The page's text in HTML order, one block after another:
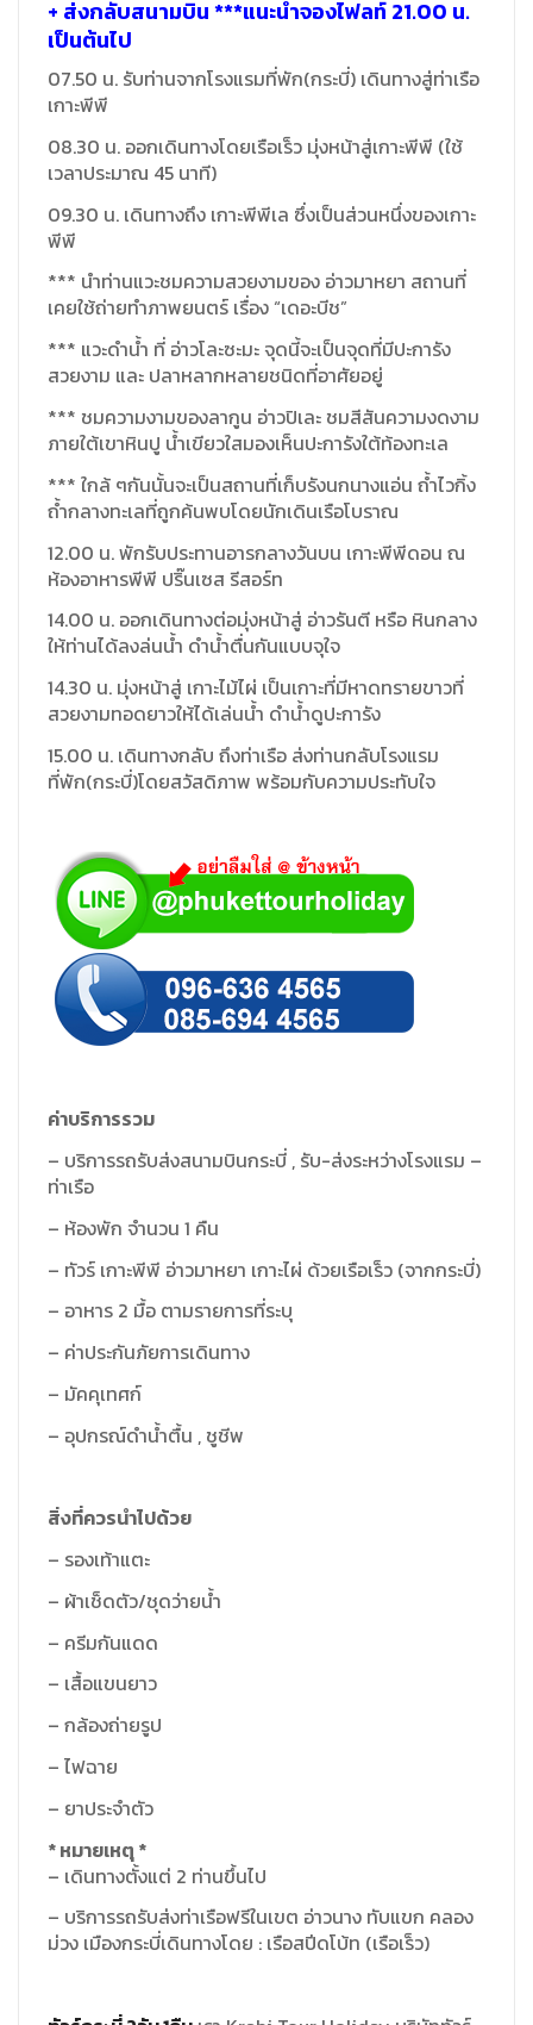
+ ส่งกลับสนามบิน ***แนะนำจองไฟลท์ 21.00 น.
เป็นต้นไป
07.50 น. รับท่านจากโรงแรมที่พัก(กระบี่) เดินทางสู่ท่าเรือ
เกาะพีพี
08.30 น. ออกเดินทางโดยเรือเร็ว มุ่งหน้าสู่เกาะพีพี (ใช้
เวลาประมาณ 45 นาที)
09.30 น. เดินทางถึง เกาะพีพีเล ซึ่งเป็นส่วนหนึ่งของเกาะ
พีพี
*** นำท่านแวะชมความสวยงามของ อ่าวมาหยา สถานที่
เคยใช้ถ่ายทำภาพยนตร์ เรื่อง “เดอะบีช”
*** แวะดำน้ำ ที่ อ่าวโละซะมะ จุดนี้จะเป็นจุดที่มีปะการัง
สวยงาม และ ปลาหลากหลายชนิดที่อาศัยอยู่
*** ชมความงามของลากูน อ่าวปิเละ ชมสีสันความงดงาม
ภายใต้เขาหินปู น้ำเขียวใสมองเห็นปะการังใต้ท้องทะเล
*** ใกล้ ๆกันนั้นจะเป็นสถานที่เก็บรังนกนางแอ่น ถ้ำไวกิ้ง
ถ้ำกลางทะเลที่ถูกค้นพบโดยนักเดินเรือโบราณ
12.00 น. พักรับประทานอารกลางวันบน เกาะพีพีดอน ณ
ห้องอาหารพีพี ปริ๊นเซส รีสอร์ท
14.00 น. ออกเดินทางต่อมุ่งหน้าสู่ อ่าวรันตี หรือ หินกลาง
ให้ท่านได้ลงล่นน้ำ ดำน้ำตื่นกันแบบจุใจ
14.30 น. มุ่งหน้าสู่ เกาะไม้ไผ่ เป็นเกาะที่มีหาดทรายขาวที่
สวยงามทอดยาวให้ได้เล่นน้ำ ดำน้ำดูปะการัง
15.00 น. เดินทางกลับ ถึงท่าเรือ ส่งท่านกลับโรงแรม
ที่พัก(กระบี่)โดยสวัสดิภาพ พร้อมกับความประทับใจ
ค่าบริการรวม
– บริการรถรับส่งสนามบินกระบี่ , รับ-ส่งระหว่างโรงแรม –
ท่าเรือ
– ห้องพัก จำนวน 1 คืน
– ทัวร์ เกาะพีพี อ่าวมาหยา เกาะไผ่ ด้วยเรือเร็ว (จากกระบี่)
– อาหาร 2 มื้อ ตามรายการที่ระบุ
– ค่าประกันภัยการเดินทาง
– มัคคุเทศก์
– อุปกรณ์ดำน้ำตื้น , ชูชีพ
สิ่งที่ควรนำไปด้วย
– รองเท้าแตะ
– ผ้าเช็ดตัว/ชุดว่ายน้ำ
– ครีมกันแดด
– เสื้อแขนยาว
– กล้องถ่ายรูป
– ไฟฉาย
– ยาประจำตัว
* หมายเหตุ *
– เดินทางตั้งแต่ 2 ท่านขึ้นไป
– บริการรถรับส่งท่าเรือฟรีในเขต อ่าวนาง ทับแขก คลอง
ม่วง เมืองกระบี่เดินทางโดย : เรือสปีดโบ้ท (เรือเร็ว)